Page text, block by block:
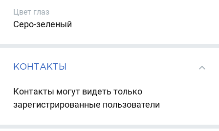
Цвет глаз
Серо-зеленый
КОНТАКТЫ
Контакты могут видеть только
зарегистрированные пользователи